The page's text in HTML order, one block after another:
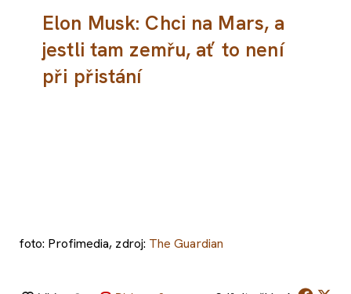
Elon Musk: Chci na Mars, a
jestli tam zemřu, ať to není
při přistání
foto: Profimedia, zdroj: The Guardian